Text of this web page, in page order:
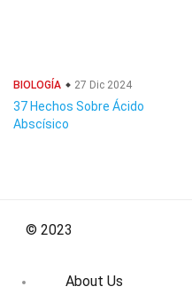
BIOLOGÍA 27 Dic 2024
37 Hechos Sobre Ácido
Abscísico
© 2023
About Us